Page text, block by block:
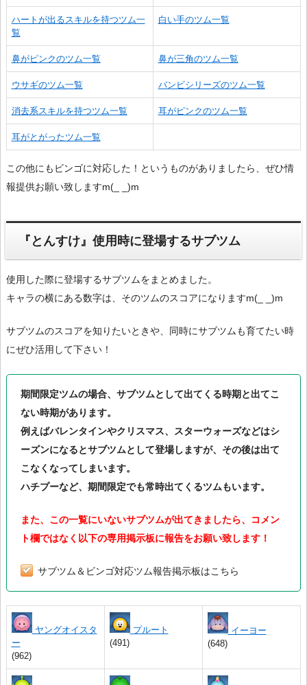
ハートが出るスキルを持つツム一
覧
白い手のツム一覧
鼻がピンクのツム一覧 鼻が三角のツム一覧
ウサギのツム一覧 バンビシリーズのツム一覧
消去系スキルを持つツム一覧 耳がピンクのツム一覧
耳がとがったツム一覧
この他にもビンゴに対応した！というものがありましたら、ぜひ情
報提供お願い致しますm(_ _)m
『とんすけ』使用時に登場するサブツム
使用した際に登場するサブツムをまとめました。
キャラの横にある数字は、そのツムのスコアになりますm(_ _)m
サブツムのスコアを知りたいときや、同時にサブツムも育てたい時
にぜひ活用して下さい！
期間限定ツムの場合、サブツムとして出てくる時期と出てこ
ない時期があります。
例えばバレンタインやクリスマス、スターウォーズなどはシ
ーズンになるとサブツムとして登場しますが、その後は出て
こなくなってしまいます。
ハチプーなど、期間限定でも常時出てくるツムもいます。
また、この一覧にいないサブツムが出てきましたら、コメン
ト欄ではなく以下の専用掲示板に報告をお願い致します！
サブツム＆ビンゴ対応ツム報告掲示板はこちら
ヤングオイスタ
ー
(962)
プルート
(491)
イーヨー
(648)